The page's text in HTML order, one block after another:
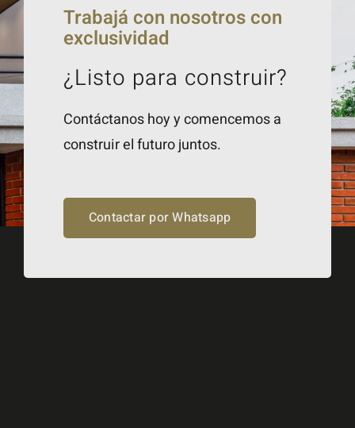
Trabajá con nosotros con
exclusividad
¿Listo para construir?
Contáctanos hoy y comencemos a
construir el futuro juntos.
Contactar por Whatsapp